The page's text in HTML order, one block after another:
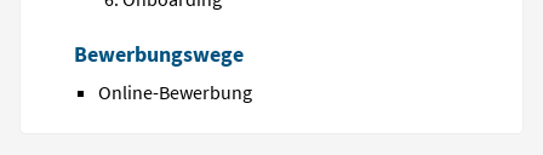
Bewerbungswege
Online-Bewerbung